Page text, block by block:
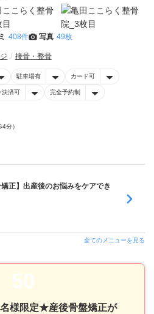
408件 写真 49枚
接骨・整骨
駐車場有 カード可
決済可 完全予約制
分）
正】出産後のお悩みをケアでき
全てのメニューを見る
50
様限定★産後骨盤矯正が